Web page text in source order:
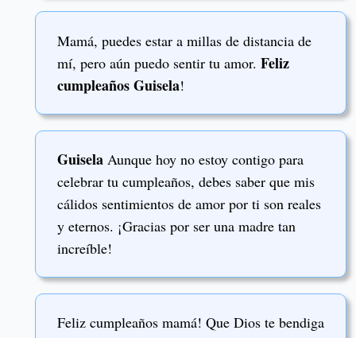
Mamá, puedes estar a millas de distancia de
mí, pero aún puedo sentir tu amor. Feliz
cumpleaños Guisela!
Guisela Aunque hoy no estoy contigo para
celebrar tu cumpleaños, debes saber que mis
cálidos sentimientos de amor por ti son reales
y eternos. ¡Gracias por ser una madre tan
increíble!
Feliz cumpleaños mamá! Que Dios te bendiga